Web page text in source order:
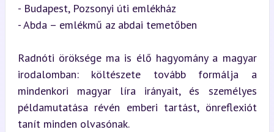
- Budapest, Pozsonyi úti emlékház
- Abda – emlékmű az abdai temetőben
Radnóti öröksége ma is élő hagyomány a magyar
irodalomban: költészete tovább formálja a
mindenkori magyar líra irányait, és személyes
példamutatása révén emberi tartást, önreflexiót
tanít minden olvasónak.